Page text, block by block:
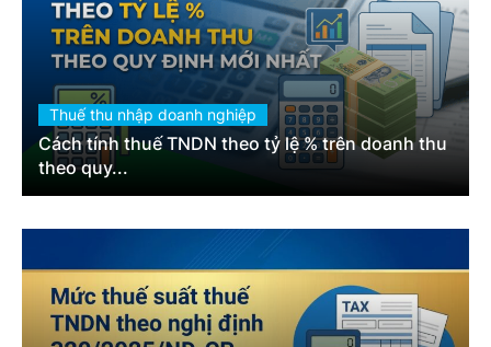
Thuế thu nhập doanh nghiệp
Cách tính thuế TNDN theo tỷ lệ % trên doanh thu
theo quy...